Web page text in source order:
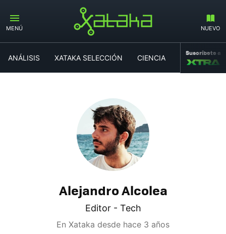
MENÚ NUEVO
ANÁLISIS XATAKA SELECCIÓN CIENCIA MOVILIDAD
Suscríbete a
Alejandro Alcolea
Editor - Tech
En Xataka desde hace 3 años